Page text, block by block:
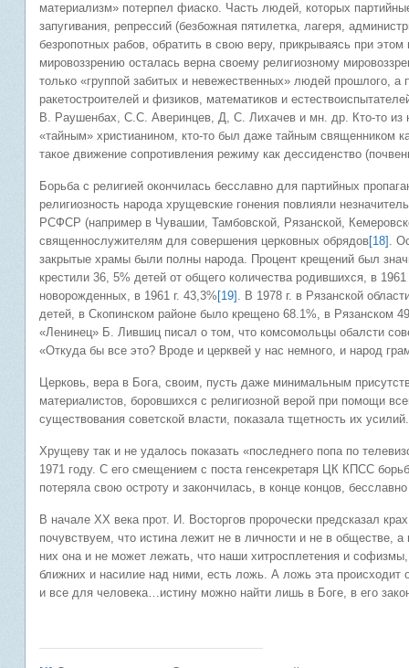
материализм» потерпел фиаско. Часть людей, которых
запугивания, репрессий (безбожная пятилетка, лагеря,
безропотных рабов, обратить в свою веру, прикрываясь при
мировоззрению осталась верна своему религиозному
только «группой забитых и невежественных» людей прошлого, а
ракетостроителей и физиков, математиков и
В. Раушенбах, С.С. Аверинцев, Д, С. Лихачев и мн. др. Кто-то из
«тайным» христианином, кто-то был даже тайным священником
такое движение сопротивления режиму как дессиденство
Борьба с религией окончилась бесславно для партийных
религиозность народа хрущевские гонения повлияли
РСФСР (например в Чувашии, Тамбовской, Рязанской,
священнослужителям для совершения церковных обрядов[18] .
закрытые храмы были полны народа. Процент крещений был
крестили 36, 5% детей от общего количества родившихся, в
новорожденных, в 1961 г. 43,3% [19] . В 1978 г. в Рязанской
детей, в Скопинском районе было крещено 68.1%, в Рязанском
«Ленинец» Б. Лившиц писал о том, что комсомольцы обалсти
«Откуда бы все это? Вроде и церквей у нас немного, и народ
Церковь, вера в Бога, своим, пусть даже минимальным
материалистов, боровшихся с религиозной верой при помощи
существования советской власти, показала тщетность их усилий.
Хрущеву так и не удалось показать «последнего попа по
1971 году. С его смещением с поста генсекретаря ЦК КПСС
потеряла свою остроту и закончилась, в конце концов,
В начале ХХ века прот. И. Восторгов пророчески предсказал
почувствуем, что истина лежит не в личности и не в
них она и не может лежать, что наши хитросплетения и
ближних и насилие над ними, есть ложь. А ложь эта происходит
и все для человека…истину можно найти лишь в Боге, в его